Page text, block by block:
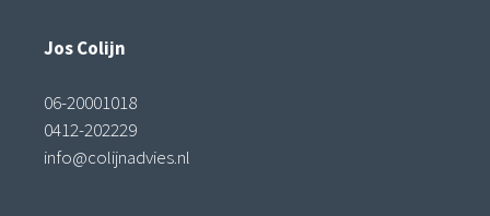
Jos Colijn
06-20001018
0412-202229
info@colijnadvies.nl